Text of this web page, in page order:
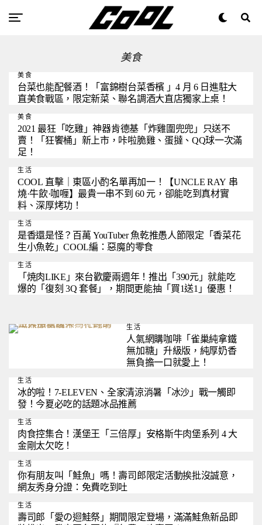
美食
美食
台菜也能配餐酒！「富錦樹台菜香檳 」4 月 6 日進駐大
直美食戰區，限定新菜、聯名調酒大直店獨家上桌！
美食
2021 最狂「吃雞」神器肯德基「炸雞圍兜兜」只送不
賣！「狂饗桶」新上市，咔啦脆雞、蛋撻、QQ球一次滿
足！
生活
COOL 直擊｜東區小酌名單再加一！【UNCLE RAY 串
燒·牛飲·咖喱】最貴一串不到 60 元，卻能吃到真材實
料、深厚烤功！
生活
是香還是怪？百萬 YouTuber 魚乾推愚人節限定「香菜花
生小魚乾」COOL編：惡魔的零食
生活
「焼肉LIKE」來台歡慶兩週年！推出「390元」就能吃
爆的「復刻 3Q 套餐」，期間更能抽「買1送1」優惠！
生活
人氣網購咖啡「雀巢純拿鐵
無加糖」升級版，純厚奶香
無負擔一口就愛上！
生活
冰的啦！7-ELEVEN、全家清涼消暑「冰沙」戰一觸即
發！今夏必吃的話題冰品推薦
生活
肉食控集合！漢堡王「三倍厚」安格斯牛肉堡系列 4 大
金剛太欠吃！
生活
你有朋友叫「鮭魚」嗎！壽司郎限定活動挨批沒誠意，
網友秀身分證：免費吃到吐
生活
壽司郎「愛の迴鮭祭」期間限定登場，滿滿鮭魚新品即